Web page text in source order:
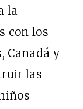
la
con los
Canadá y
las